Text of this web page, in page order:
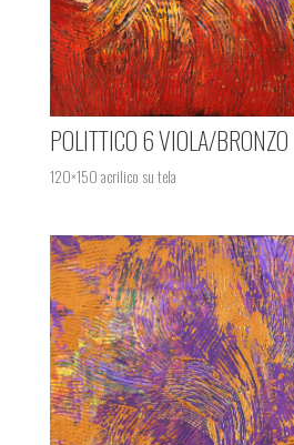
POLITTICO 6 VIOLA/BRONZO
120×150 acrilico su tela